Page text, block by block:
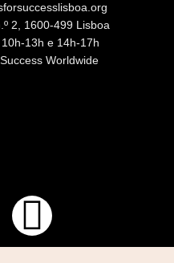
2, 1600-499 Lisboa
13h e 14h-17h
Worldwide